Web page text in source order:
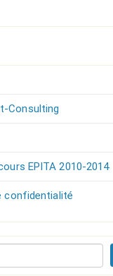
Consulting
EPITA 2010-2014
confidentialité